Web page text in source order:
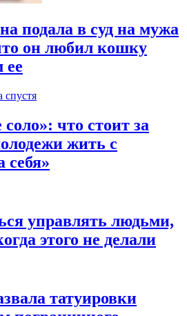
подала в суд на мужа
он любил кошку
ее
спустя
что стоит за
жить с
себя»
управлять людьми,
этого не делали
татуировки